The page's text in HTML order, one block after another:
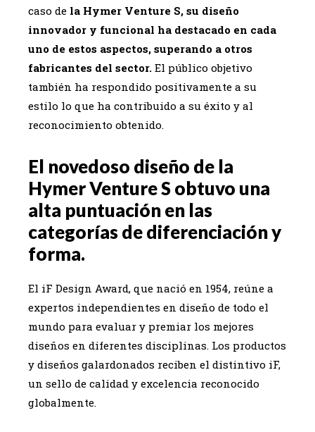
caso de la Hymer Venture S, su diseño
innovador y funcional ha destacado en cada
uno de estos aspectos, superando a otros
fabricantes del sector. El público objetivo
también ha respondido positivamente a su
estilo lo que ha contribuido a su éxito y al
reconocimiento obtenido.
El novedoso diseño de la
Hymer Venture S obtuvo una
alta puntuación en las
categorías de diferenciación y
forma.
El iF Design Award, que nació en 1954, reúne a
expertos independientes en diseño de todo el
mundo para evaluar y premiar los mejores
diseños en diferentes disciplinas. Los productos
y diseños galardonados reciben el distintivo iF,
un sello de calidad y excelencia reconocido
globalmente.